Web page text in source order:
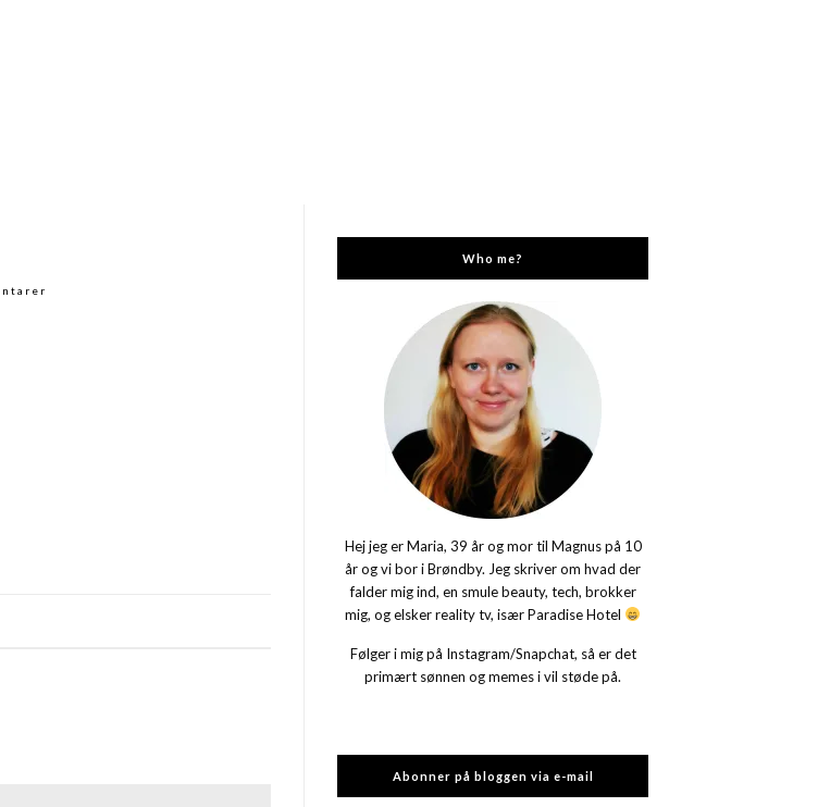
Who me?
Hej jeg er Maria, 39 år og mor til Magnus på 10
år og vi bor i Brøndby. Jeg skriver om hvad der
falder mig ind, en smule beauty, tech, brokker
mig, og elsker reality tv, især Paradise Hotel
Følger i mig på Instagram/Snapchat, så er det
primært sønnen og memes i vil støde på.
Abonner på bloggen via e-mail